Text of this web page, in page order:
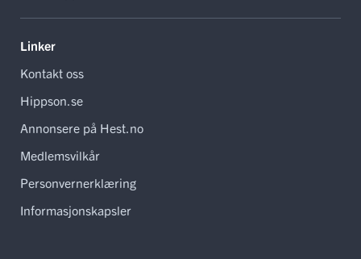
Linker
Kontakt oss
Hippson.se
Annonsere på Hest.no
Medlemsvilkår
Personvernerklæring
Informasjonskapsler